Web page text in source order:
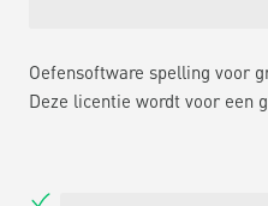
Oefensoftware spelling voor
Deze licentie wordt voor een